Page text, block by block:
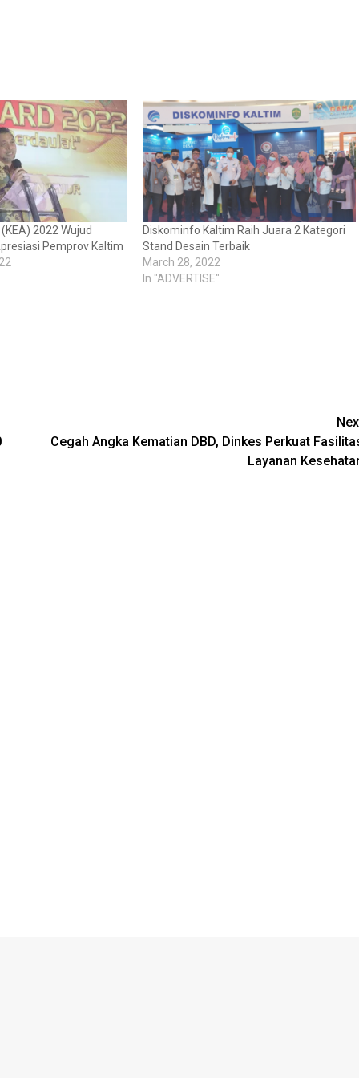
2022 Wujud
Pemprov Kaltim
Diskominfo Kaltim Raih Juara 2 Kategori
Stand Desain Terbaik
March 28, 2022
In "ADVERTISE"
Cegah Angka Kematian DBD, Dinkes Perkuat
Layanan